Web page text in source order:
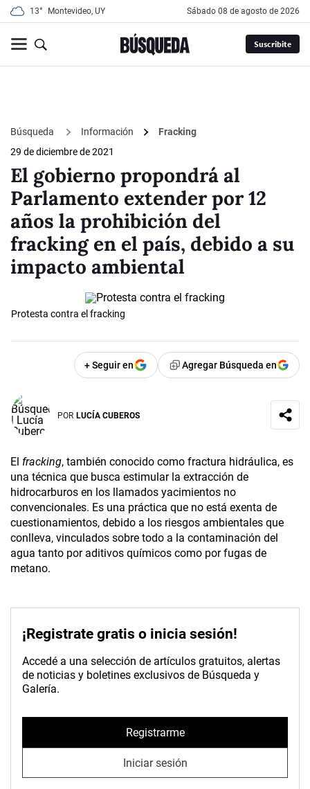
13° Montevideo, UY sábado 08 de agosto de 2026
Suscribite
Búsqueda Información
Fracking
29 de diciembre de 2021
El gobierno propondrá al
Parlamento extender por 12
años la prohibición del
fracking en el país, debido a su
impacto ambiental
Protesta contra el fracking
+ Seguir en Agregar Búsqueda en
POR LUCÍA CUBEROS
El fracking, también conocido como fractura hidráulica, es
una técnica que busca estimular la extracción de
hidrocarburos en los llamados yacimientos no
convencionales. Es una práctica que no está exenta de
cuestionamientos, debido a los riesgos ambientales que
conlleva, vinculados sobre todo a la contaminación del
agua tanto por aditivos químicos como por fugas de
metano.
¡Registrate gratis o inicia sesión!
Accedé a una selección de artículos gratuitos, alertas
de noticias y boletines exclusivos de Búsqueda y
Galería.
Registrarme
Iniciar sesión